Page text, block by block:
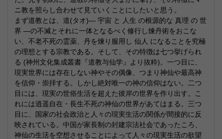
ニ教を照らし合わせて見ていくことにしたいと思う。
まず道教とは、道(タオ)― 宇宙 と 人生 の根源的な 真理 の 世
界 ―の不滅とそれに一体となるべく修行し煉丹術をおこな
い、不老不死の霊薬、丹を煉り服用し 仙人 になることを究極
の理想とする宗教である。そして、その特徴は七つ挙げられ
る (神州文化集成叢書『道教与仙学』より抜粋)。一つ目に、
現実世界には存在しない神やその偶像、つまり神仙や最高神
を信仰・崇拝する。しかし絶対唯一の神の信仰はない。二つ
目には、現実の世俗生活を超えた彼岸の世界を作り出す。こ
れには逍遥自在・長生不死の神仙の世界があてはまる。三つ
目に、国家の社会政治と人々の現実生活の関係が間接的に反
映されている。中国が家長制の封建宗法社会であったころ、
神仙の生活を空想させることによって人々の現実生活の欲望